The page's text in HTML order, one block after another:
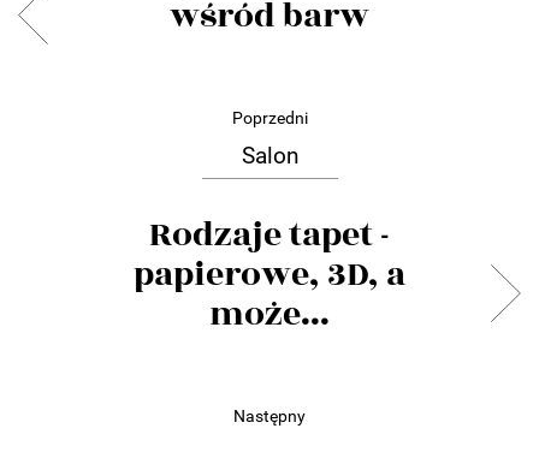
wśród barw
Poprzedni
Salon
Rodzaje tapet -
papierowe, 3D, a
może...
Następny